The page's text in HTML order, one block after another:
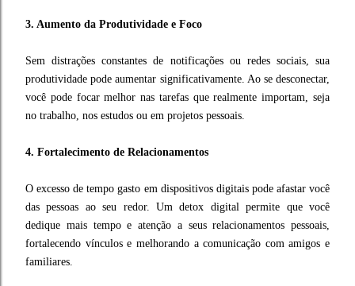
3. Aumento da Produtividade e Foco
Sem distrações constantes de notificações ou redes sociais, sua
produtividade pode aumentar significativamente. Ao se desconectar,
você pode focar melhor nas tarefas que realmente importam, seja
no trabalho, nos estudos ou em projetos pessoais.
4. Fortalecimento de Relacionamentos
O excesso de tempo gasto em dispositivos digitais pode afastar você
das pessoas ao seu redor. Um detox digital permite que você
dedique mais tempo e atenção a seus relacionamentos pessoais,
fortalecendo vínculos e melhorando a comunicação com amigos e
familiares.